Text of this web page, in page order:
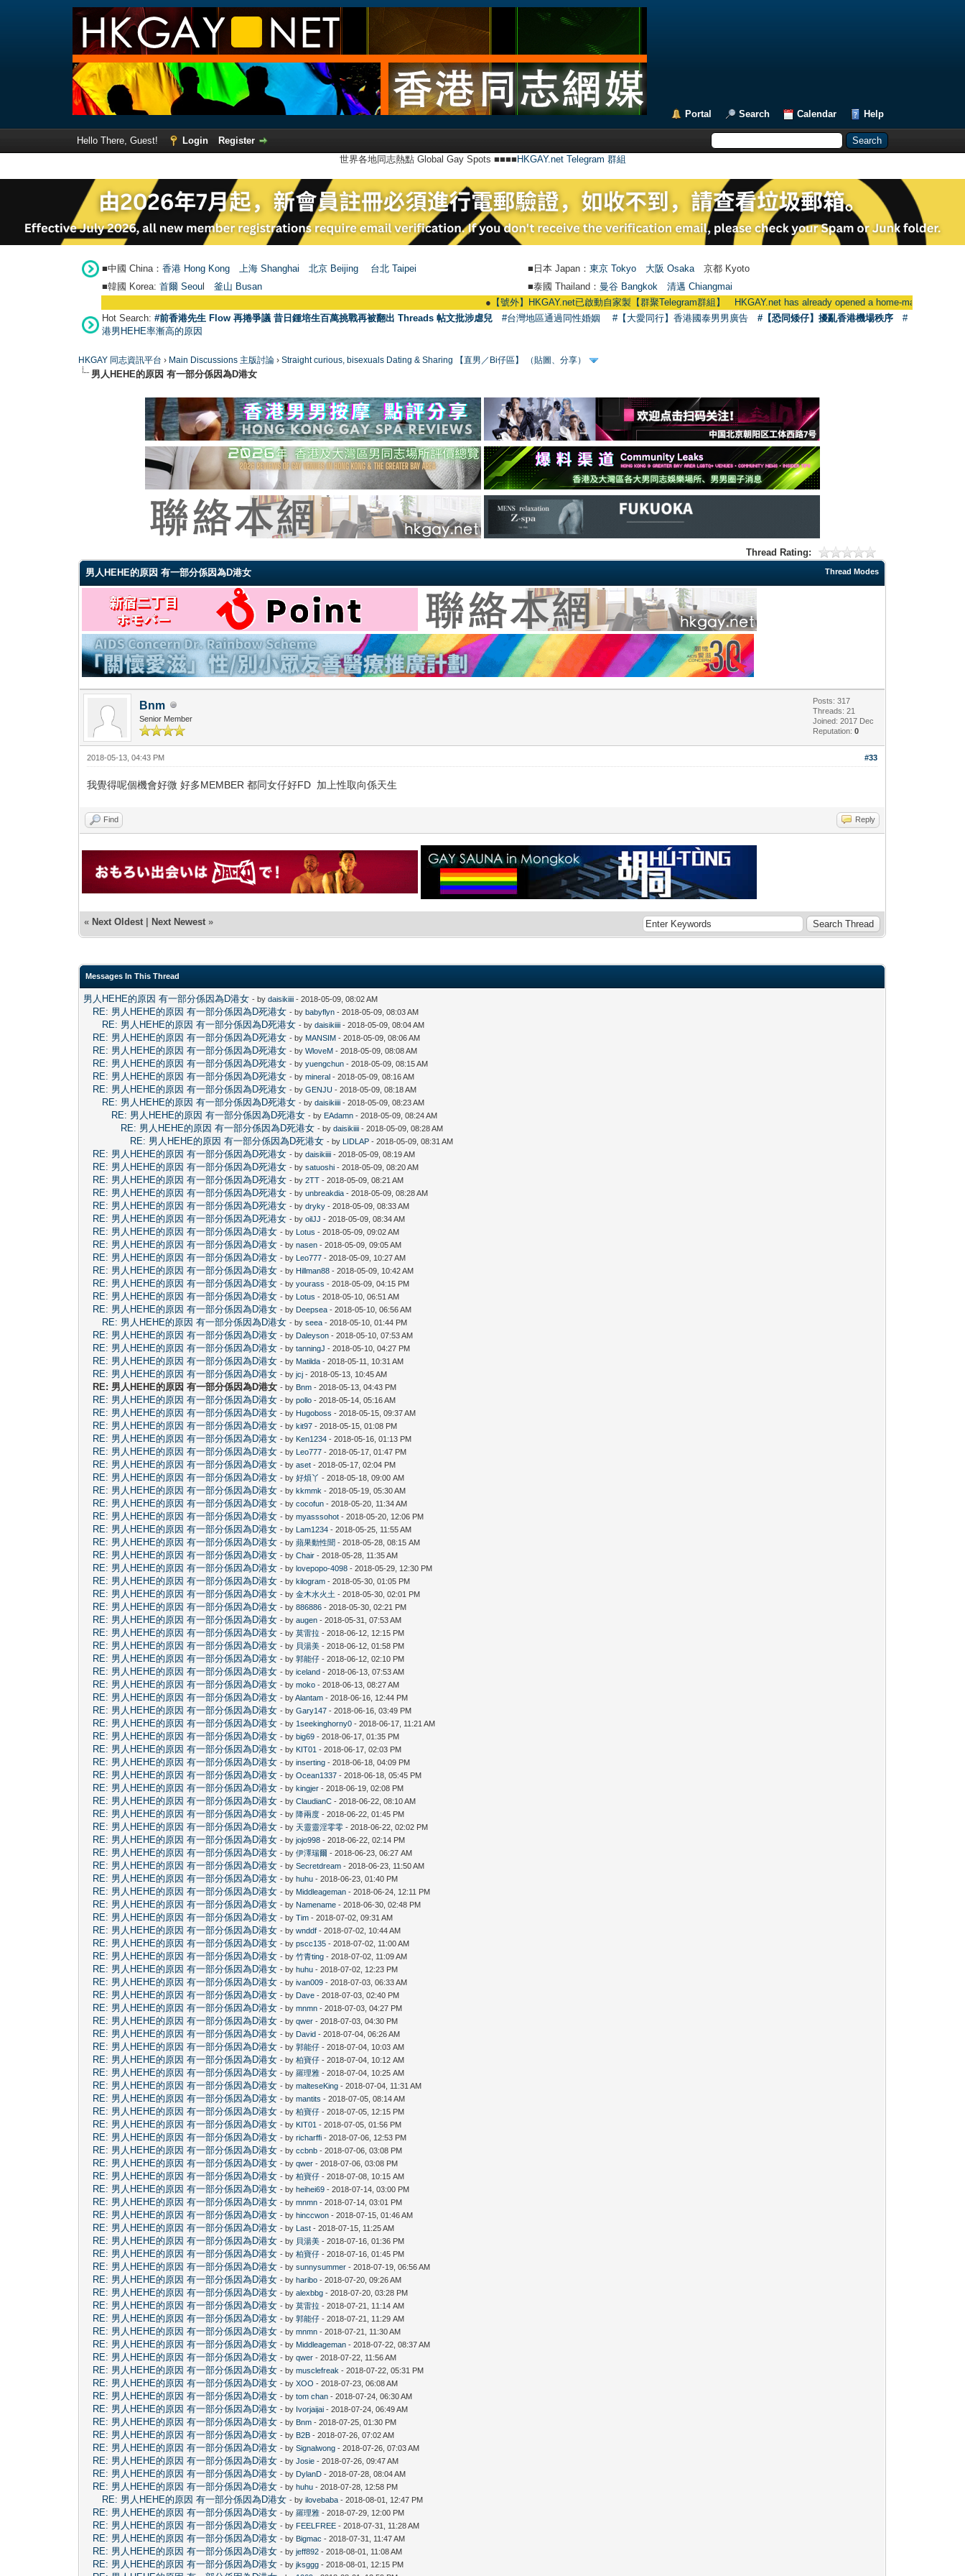
Portal Search Calendar Help
Hello There, Guest! Login
Register
世界各地同志熱點 Global Gay Spots ■■■■ HKGAY.net Telegram 群組
■中國 China： 香港 Hong Kong 上海 Shanghai 北京 Beijing 台北 Taipei ■日本 Japan： 東京 Tokyo 大阪 Osaka 京都 Kyoto
■韓國 Korea: 首爾 Seou 釜山 Busan ■泰國 Thailand： 曼谷 Bangkok
清邁 Chiangmai
【號外】HKGAY.net已啟動自家製【群聚Telegram群組】 HKGAY.net has already opened a home-made telegram group
Hot Search: #前香港先生 Flow 再捲爭議 昔日鍾培生百萬挑戰再被翻出 Threads 帖文批涉虐兒 #台灣地區通過同性婚姻 #【大愛同行】香港國泰男男廣告 #【恐同矮仔】擾亂香港機場秩序
#
港男HEHE率漸高的原因
HKGAY 同志資訊平台 › Main Discussions 主版討論 ›Straight curious, bisexuals Dating & Sharing 【直男／Bi仔區】 （貼圖、分享）
男人HEHE的原因 有一部分係因為D港女
Thread Rating:
Thread Modes
男人HEHE的原因 有一部分係因為D港女
Bnm
Senior Member
Posts: 317
Threads: 21
Joined: 2017 Dec
Reputation:0
#33
2018-05-13, 04:43 PM
我覺得呢個機會好微 好多MEMBER 都同女仔好FD 加上性取向係天生
Find Reply
« Next Oldest | Next Newest »
Messages In This Thread
男人HEHE的原因 有一部分係因為D港女 - bydaisikiiii - 2018-05-09, 08:02 AM
RE: 男人HEHE的原因 有一部分係因為D死港女 - bybabyflyn - 2018-05-09, 08:03 AM
RE: 男人HEHE的原因 有一部分係因為D死港女 - bydaisikiiii - 2018-05-09, 08:04 AM
RE: 男人HEHE的原因 有一部分係因為D死港女 - by MANSIM - 2018-05-09, 08:06 AM
RE: 男人HEHE的原因 有一部分係因為D死港女 - byWloveM - 2018-05-09, 08:08 AM
RE: 男人HEHE的原因 有一部分係因為D死港女 - byyuengchun - 2018-05-09, 08:15 AM
RE: 男人HEHE的原因 有一部分係因為D死港女 - bymineral - 2018-05-09, 08:16 AM
RE: 男人HEHE的原因 有一部分係因為D死港女 - byGENJU - 2018-05-09, 08:18 AM
RE: 男人HEHE的原因 有一部分係因為D死港女 - bydaisikiiii - 2018-05-09, 08:23 AM
RE: 男人HEHE的原因 有一部分係因為D死港女 - by EAdamn - 2018-05-09, 08:24 AM
RE: 男人HEHE的原因 有一部分係因為D死港女 - bydaisikiiii - 2018-05-09, 08:28 AM
RE: 男人HEHE的原因 有一部分係因為D死港女 - by LIDLAP - 2018-05-09, 08:31 AM
RE: 男人HEHE的原因 有一部分係因為D死港女 - bydaisikiiii - 2018-05-09, 08:19 AM
RE: 男人HEHE的原因 有一部分係因為D死港女 - bysatuoshi - 2018-05-09, 08:20 AM
RE: 男人HEHE的原因 有一部分係因為D死港女 - by2TT - 2018-05-09, 08:21 AM
RE: 男人HEHE的原因 有一部分係因為D死港女 - byunbreakdia - 2018-05-09, 08:28 AM
RE: 男人HEHE的原因 有一部分係因為D死港女 - bydryky - 2018-05-09, 08:33 AM
RE: 男人HEHE的原因 有一部分係因為D死港女 - byoilJJ - 2018-05-09, 08:34 AM
RE: 男人HEHE的原因 有一部分係因為D港女 - by Lotus - 2018-05-09, 09:02 AM
RE: 男人HEHE的原因 有一部分係因為D港女 - bynasen - 2018-05-09, 09:05 AM
RE: 男人HEHE的原因 有一部分係因為D港女 - by Leo777 - 2018-05-09, 10:27 AM
RE: 男人HEHE的原因 有一部分係因為D港女 - by Hillman88 - 2018-05-09, 10:42 AM
RE: 男人HEHE的原因 有一部分係因為D港女 - byyourass - 2018-05-09, 04:15 PM
RE: 男人HEHE的原因 有一部分係因為D港女 - by Lotus - 2018-05-10, 06:51 AM
RE: 男人HEHE的原因 有一部分係因為D港女 - by Deepsea - 2018-05-10, 06:56 AM
RE: 男人HEHE的原因 有一部分係因為D港女 - byseea - 2018-05-10, 01:44 PM
RE: 男人HEHE的原因 有一部分係因為D港女 - by Daleyson - 2018-05-10, 07:53 AM
RE: 男人HEHE的原因 有一部分係因為D港女 - bytanningJ - 2018-05-10, 04:27 PM
RE: 男人HEHE的原因 有一部分係因為D港女 - by Matilda - 2018-05-11, 10:31 AM
RE: 男人HEHE的原因 有一部分係因為D港女 - byjcj - 2018-05-13, 10:45 AM
RE: 男人HEHE的原因 有一部分係因為D港女 - by Bnm - 2018-05-13, 04:43 PM
RE: 男人HEHE的原因 有一部分係因為D港女 - bypollo - 2018-05-14, 05:16 AM
RE: 男人HEHE的原因 有一部分係因為D港女 - by Hugoboss - 2018-05-15, 09:37 AM
RE: 男人HEHE的原因 有一部分係因為D港女 - bykit97 - 2018-05-15, 01:08 PM
RE: 男人HEHE的原因 有一部分係因為D港女 - by Ken1234 - 2018-05-16, 01:13 PM
RE: 男人HEHE的原因 有一部分係因為D港女 - by Leo777 - 2018-05-17, 01:47 PM
RE: 男人HEHE的原因 有一部分係因為D港女 - byaset - 2018-05-17, 02:04 PM
RE: 男人HEHE的原因 有一部分係因為D港女 - by好煩丫 - 2018-05-18, 09:00 AM
RE: 男人HEHE的原因 有一部分係因為D港女 - bykkmmk - 2018-05-19, 05:30 AM
RE: 男人HEHE的原因 有一部分係因為D港女 - bycocofun - 2018-05-20, 11:34 AM
RE: 男人HEHE的原因 有一部分係因為D港女 - bymyasssohot - 2018-05-20, 12:06 PM
RE: 男人HEHE的原因 有一部分係因為D港女 - by Lam1234 - 2018-05-25, 11:55 AM
RE: 男人HEHE的原因 有一部分係因為D港女 - by蘋果動性聞 - 2018-05-28, 08:15 AM
RE: 男人HEHE的原因 有一部分係因為D港女 - byChair - 2018-05-28, 11:35 AM
RE: 男人HEHE的原因 有一部分係因為D港女 - bylovepopo-4098 - 2018-05-29, 12:30 PM
RE: 男人HEHE的原因 有一部分係因為D港女 - bykilogram - 2018-05-30, 01:05 PM
RE: 男人HEHE的原因 有一部分係因為D港女 - by金木水火土 - 2018-05-30, 02:01 PM
RE: 男人HEHE的原因 有一部分係因為D港女 - by886886 - 2018-05-30, 02:21 PM
RE: 男人HEHE的原因 有一部分係因為D港女 - byaugen - 2018-05-31, 07:53 AM
RE: 男人HEHE的原因 有一部分係因為D港女 - by莫雷拉 - 2018-06-12, 12:15 PM
RE: 男人HEHE的原因 有一部分係因為D港女 - by 貝湯美 - 2018-06-12, 01:58 PM
RE: 男人HEHE的原因 有一部分係因為D港女 - by郭能仔 - 2018-06-12, 02:10 PM
RE: 男人HEHE的原因 有一部分係因為D港女 - byiceland - 2018-06-13, 07:53 AM
RE: 男人HEHE的原因 有一部分係因為D港女 - bymoko - 2018-06-13, 08:27 AM
RE: 男人HEHE的原因 有一部分係因為D港女 - byAlantam - 2018-06-16, 12:44 PM
RE: 男人HEHE的原因 有一部分係因為D港女 - byGary147 - 2018-06-16, 03:49 PM
RE: 男人HEHE的原因 有一部分係因為D港女 - by 1seekinghorny0 - 2018-06-17, 11:21 AM
RE: 男人HEHE的原因 有一部分係因為D港女 - bybig69 - 2018-06-17, 01:35 PM
RE: 男人HEHE的原因 有一部分係因為D港女 - by KIT01 - 2018-06-17, 02:03 PM
RE: 男人HEHE的原因 有一部分係因為D港女 - byinserting - 2018-06-18, 04:09 PM
RE: 男人HEHE的原因 有一部分係因為D港女 - byOcean1337 - 2018-06-18, 05:45 PM
RE: 男人HEHE的原因 有一部分係因為D港女 - bykingjer - 2018-06-19, 02:08 PM
RE: 男人HEHE的原因 有一部分係因為D港女 - byClaudianC - 2018-06-22, 08:10 AM
RE: 男人HEHE的原因 有一部分係因為D港女 - by降兩度 - 2018-06-22, 01:45 PM
RE: 男人HEHE的原因 有一部分係因為D港女 - by 天靈靈淫零零 - 2018-06-22, 02:02 PM
RE: 男人HEHE的原因 有一部分係因為D港女 - byjojo998 - 2018-06-22, 02:14 PM
RE: 男人HEHE的原因 有一部分係因為D港女 - by伊澤瑞爾 - 2018-06-23, 06:27 AM
RE: 男人HEHE的原因 有一部分係因為D港女 - bySecretdream - 2018-06-23, 11:50 AM
RE: 男人HEHE的原因 有一部分係因為D港女 - byhuhu - 2018-06-23, 01:40 PM
RE: 男人HEHE的原因 有一部分係因為D港女 - by Middleageman - 2018-06-24, 12:11 PM
RE: 男人HEHE的原因 有一部分係因為D港女 - by Namename - 2018-06-30, 02:48 PM
RE: 男人HEHE的原因 有一部分係因為D港女 - byTim - 2018-07-02, 09:31 AM
RE: 男人HEHE的原因 有一部分係因為D港女 - bywnddf - 2018-07-02, 10:44 AM
RE: 男人HEHE的原因 有一部分係因為D港女 - bypscc135 - 2018-07-02, 11:00 AM
RE: 男人HEHE的原因 有一部分係因為D港女 - by竹青ting - 2018-07-02, 11:09 AM
RE: 男人HEHE的原因 有一部分係因為D港女 - byhuhu - 2018-07-02, 12:23 PM
RE: 男人HEHE的原因 有一部分係因為D港女 - byivan009 - 2018-07-03, 06:33 AM
RE: 男人HEHE的原因 有一部分係因為D港女 - by Dave - 2018-07-03, 02:40 PM
RE: 男人HEHE的原因 有一部分係因為D港女 - bymnmn - 2018-07-03, 04:27 PM
RE: 男人HEHE的原因 有一部分係因為D港女 - byqwer - 2018-07-03, 04:30 PM
RE: 男人HEHE的原因 有一部分係因為D港女 - by David - 2018-07-04, 06:26 AM
RE: 男人HEHE的原因 有一部分係因為D港女 - by郭能仔 - 2018-07-04, 10:03 AM
RE: 男人HEHE的原因 有一部分係因為D港女 - by柏寶仔 - 2018-07-04, 10:12 AM
RE: 男人HEHE的原因 有一部分係因為D港女 - by羅理雅 - 2018-07-04, 10:25 AM
RE: 男人HEHE的原因 有一部分係因為D港女 - bymalteseKing - 2018-07-04, 11:31 AM
RE: 男人HEHE的原因 有一部分係因為D港女 - bymantits - 2018-07-05, 08:14 AM
RE: 男人HEHE的原因 有一部分係因為D港女 - by柏寶仔 - 2018-07-05, 12:15 PM
RE: 男人HEHE的原因 有一部分係因為D港女 - by KIT01 - 2018-07-05, 01:56 PM
RE: 男人HEHE的原因 有一部分係因為D港女 - byricharffi - 2018-07-06, 12:53 PM
RE: 男人HEHE的原因 有一部分係因為D港女 - byccbnb - 2018-07-06, 03:08 PM
RE: 男人HEHE的原因 有一部分係因為D港女 - byqwer - 2018-07-06, 03:08 PM
RE: 男人HEHE的原因 有一部分係因為D港女 - by柏寶仔 - 2018-07-08, 10:15 AM
RE: 男人HEHE的原因 有一部分係因為D港女 - byheihei69 - 2018-07-14, 03:00 PM
RE: 男人HEHE的原因 有一部分係因為D港女 - bymnmn - 2018-07-14, 03:01 PM
RE: 男人HEHE的原因 有一部分係因為D港女 - byhinccwon - 2018-07-15, 01:46 AM
RE: 男人HEHE的原因 有一部分係因為D港女 - by Last - 2018-07-15, 11:25 AM
RE: 男人HEHE的原因 有一部分係因為D港女 - by 貝湯美 - 2018-07-16, 01:36 PM
RE: 男人HEHE的原因 有一部分係因為D港女 - by柏寶仔 - 2018-07-16, 01:45 PM
RE: 男人HEHE的原因 有一部分係因為D港女 - bysunnysummer - 2018-07-19, 06:56 AM
RE: 男人HEHE的原因 有一部分係因為D港女 - byharibo - 2018-07-20, 09:26 AM
RE: 男人HEHE的原因 有一部分係因為D港女 - byalexbbg - 2018-07-20, 03:28 PM
RE: 男人HEHE的原因 有一部分係因為D港女 - by莫雷拉 - 2018-07-21, 11:14 AM
RE: 男人HEHE的原因 有一部分係因為D港女 - by郭能仔 - 2018-07-21, 11:29 AM
RE: 男人HEHE的原因 有一部分係因為D港女 - bymnmn - 2018-07-21, 11:30 AM
RE: 男人HEHE的原因 有一部分係因為D港女 - by Middleageman - 2018-07-22, 08:37 AM
RE: 男人HEHE的原因 有一部分係因為D港女 - byqwer - 2018-07-22, 11:56 AM
RE: 男人HEHE的原因 有一部分係因為D港女 - bymusclefreak - 2018-07-22, 05:31 PM
RE: 男人HEHE的原因 有一部分係因為D港女 - byXOO - 2018-07-23, 06:08 AM
RE: 男人HEHE的原因 有一部分係因為D港女 - bytom chan - 2018-07-24, 06:30 AM
RE: 男人HEHE的原因 有一部分係因為D港女 - by Ivorjaijai - 2018-07-24, 06:49 AM
RE: 男人HEHE的原因 有一部分係因為D港女 - by Bnm - 2018-07-25, 01:30 PM
RE: 男人HEHE的原因 有一部分係因為D港女 - by B2B - 2018-07-26, 07:02 AM
RE: 男人HEHE的原因 有一部分係因為D港女 - bySignalwong - 2018-07-26, 07:03 AM
RE: 男人HEHE的原因 有一部分係因為D港女 - byJosie - 2018-07-26, 09:47 AM
RE: 男人HEHE的原因 有一部分係因為D港女 - by DylanD - 2018-07-28, 08:04 AM
RE: 男人HEHE的原因 有一部分係因為D港女 - byhuhu - 2018-07-28, 12:58 PM
RE: 男人HEHE的原因 有一部分係因為D港女 - byilovebaba - 2018-08-01, 12:47 PM
RE: 男人HEHE的原因 有一部分係因為D港女 - by羅理雅 - 2018-07-29, 12:00 PM
RE: 男人HEHE的原因 有一部分係因為D港女 - by FEELFREE - 2018-07-31, 11:28 AM
RE: 男人HEHE的原因 有一部分係因為D港女 - by Bigmac - 2018-07-31, 11:47 AM
RE: 男人HEHE的原因 有一部分係因為D港女 - byjeff892 - 2018-08-01, 11:08 AM
RE: 男人HEHE的原因 有一部分係因為D港女 - byjksggg - 2018-08-01, 12:15 PM